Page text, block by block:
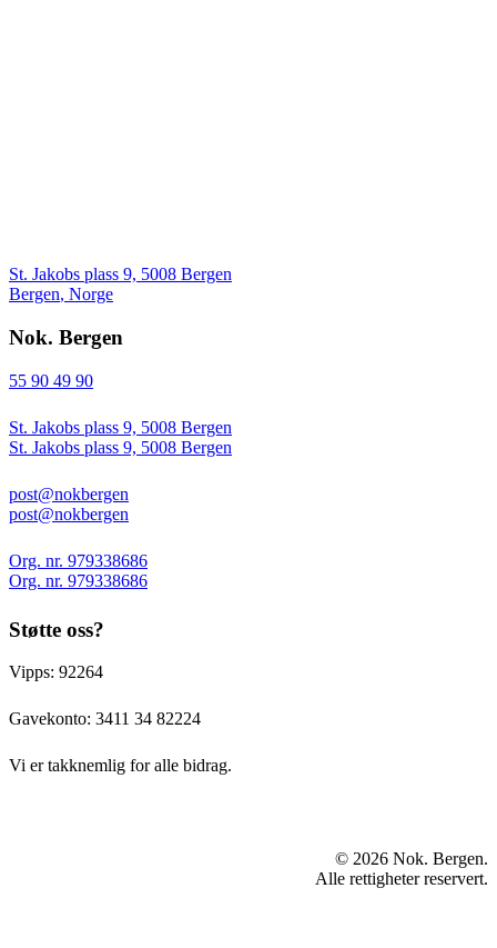
St. Jakobs plass 9, 5008 Bergen
Bergen, Norge
Nok. Bergen
55 90 49 90
St. Jakobs plass 9, 5008 Bergen
St. Jakobs plass 9, 5008 Bergen
post@nokbergen
post@nokbergen
Org. nr. 979338686
Org. nr. 979338686
Støtte oss?
Vipps: 92264
Gavekonto: 3411 34 82224
Vi er takknemlig for alle bidrag.
© 2026 Nok. Bergen.
Alle rettigheter reservert.